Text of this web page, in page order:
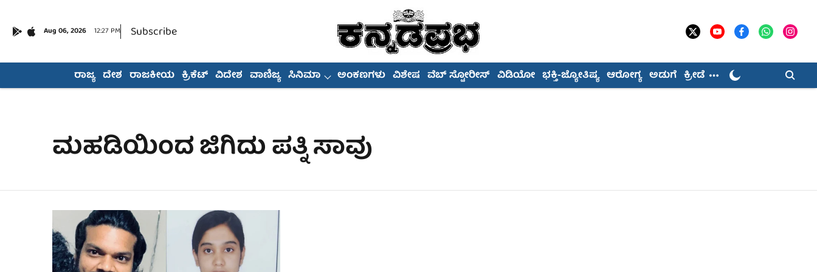
Aug 06, 2026 12:27 PM Subscribe
ರಾಜ್ಯ ದೇಶ ರಾಜಕೀಯ ಕ್ರಿಕೆಟ್ ವಿದೇಶ ವಾಣಿಜ್ಯ ಸಿನಿಮಾ ಅಂಕಣಗಳು ವಿಶೇಷ ವೆಬ್ ಸ್ಟೋರೀಸ್ ವಿಡಿಯೋ ಭಕ್ತಿ-ಜ್ಯೋತಿಷ್ಯ ಆರೋಗ್ಯ ಅಡುಗೆ ಕ್ರೀಡೆ
ಮಹಡಿಯಿಂದ ಜಿಗಿದು ಪತ್ನಿ ಸಾವು